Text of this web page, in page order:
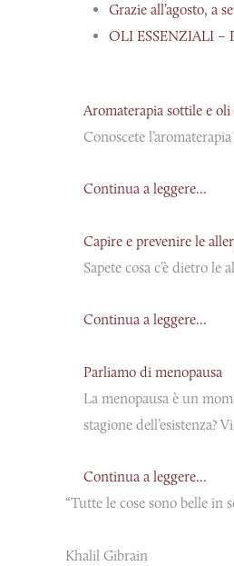
Grazie all’agosto, a
OLI ESSENZIALI –
Aromaterapia sottile e
Conoscete
Continua a leggere...
Capire e prevenire le
Sapete cosa c’è dietro
Continua a leggere...
Parliamo di menopausa
La menopausa è un
stagione
Continua a leggere...
“Tutte le cose sono belle in
Khalil Gibrain